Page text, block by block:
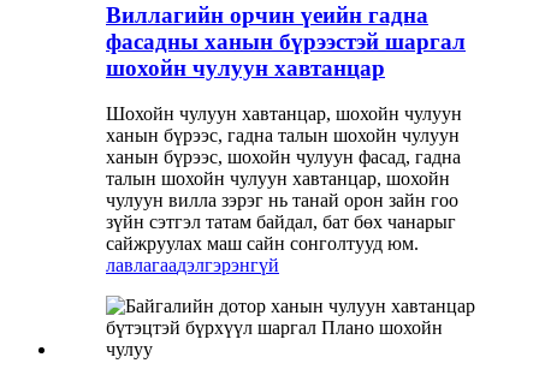
Виллагийн орчин үеийн гадна
фасадны ханын бүрээстэй шаргал
шохойн чулуун хавтанцар
Шохойн чулуун хавтанцар, шохойн чулуун
ханын бүрээс, гадна талын шохойн чулуун
ханын бүрээс, шохойн чулуун фасад, гадна
талын шохойн чулуун хавтанцар, шохойн
чулуун вилла зэрэг нь танай орон зайн гоо
зүйн сэтгэл татам байдал, бат бөх чанарыг
сайжруулах маш сайн сонголтууд юм.
лавлагаадэлгэрэнгүй